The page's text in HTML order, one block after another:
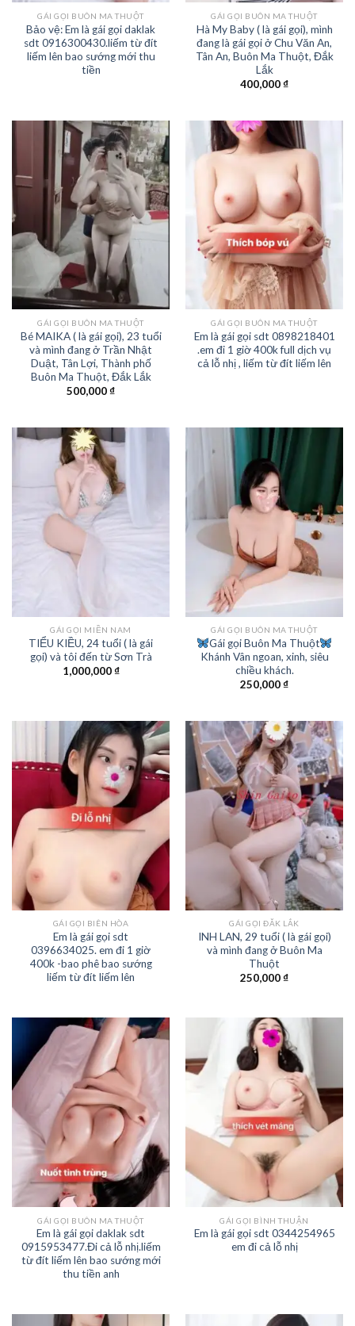
GÁI GỌI BUÔN MA THUỘT
Bảo vệ: Em là gái gọi daklak
sdt 0916300430.liếm từ đít
liếm lên bao sướng mới thu
tiền
GÁI GỌI BUÔN MA THUỘT
Hà My Baby ( là gái gọi), mình
đang là gái gọi ở Chu Văn An,
Tân An, Buôn Ma Thuột, Đắk
Lắk
400,000₫
GÁI GỌI BUÔN MA THUỘT
Bé MAIKA ( là gái gọi), 23 tuổi
và mình đang ở Trần Nhật
Duật, Tân Lợi, Thành phố
Buôn Ma Thuột, Đắk Lắk
500,000₫
GÁI GỌI BUÔN MA THUỘT
Em là gái gọi sdt 0898218401
.em đi 1 giờ 400k full dịch vụ
cả lỗ nhị , liếm từ đít liếm lên
GÁI GỌI MIỀN NAM
TIỂU KIỀU, 24 tuổi ( là gái
gọi) và tôi đến từ Sơn Trà
1,000,000₫
GÁI GỌI BUÔN MA THUỘT
Gái gọi Buôn Ma Thuột
Khánh Vân ngoan, xinh, siêu
chiều khách.
250,000₫
GÁI GỌI BIÊN HÒA
Em là gái gọi sdt
0396634025. em đi 1 giờ
400k -bao phê bao sướng
liếm từ đít liếm lên
GÁI GỌI ĐĂK LẮK
INH LAN, 29 tuổi ( là gái gọi)
và mình đang ở Buôn Ma
Thuột
250,000₫
GÁI GỌI BUÔN MA THUỘT
Em là gái gọi daklak sdt
0915953477.Đi cả lỗ nhị.liếm
từ đít liếm lên bao sướng mới
thu tiền anh
GÁI GỌI BÌNH THUẬN
Em là gái gọi sdt 0344254965
em đi cả lỗ nhị